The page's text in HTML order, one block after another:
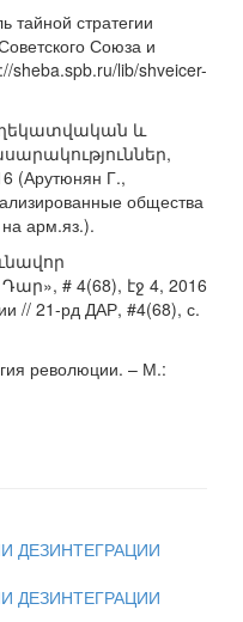
стратегии
Союза и
sheba.spb.ru/lib/shveicer-
և
(Арутюнян Г.,
общества
арм.яз.).
# 4(68), էջ 4, 2016
// 21-рд ДАР, #4(68), с.
революции. – М.:
ДЕЗИНТЕГРАЦИИ
ДЕЗИНТЕГРАЦИИ